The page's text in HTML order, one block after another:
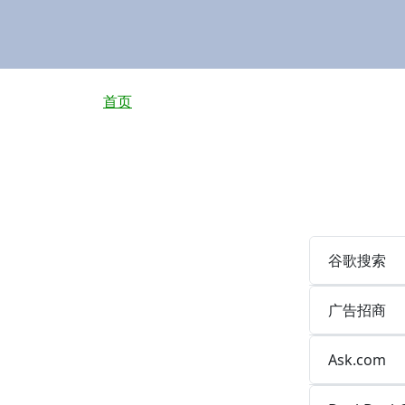
面包屑
首页
谷歌搜索
广告招商
Ask.com